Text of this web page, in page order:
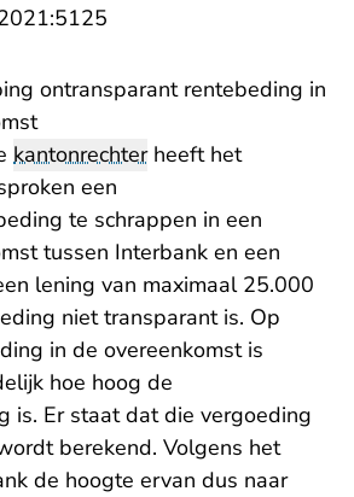
ontransparant rentebeding in
kantonrechterheeft het
een
te schrappen in een
tussen Interbank en een
lening van maximaal 25.000
niet transparant is. Op
in de overeenkomst is
hoe hoog de
is. Er staat dat die vergoeding
berekend. Volgens het
de hoogte ervan dus naar